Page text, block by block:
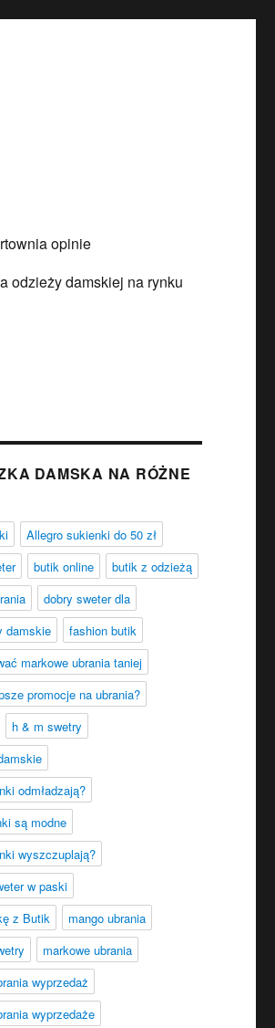
opinie
odzieży damskiej na rynku
DAMSKA NA RÓŻNE
Allegro sukienki do 50 zł
butik online
butik z odzieżą
dobry sweter dla
damskie
fashion butik
markowe ubrania taniej
promocje na ubrania?
h & m swetry
odmładzają?
są modne
wyszczuplają?
w paski
z Butik
mango ubrania
markowe ubrania
wyprzedaż
wyprzedaże